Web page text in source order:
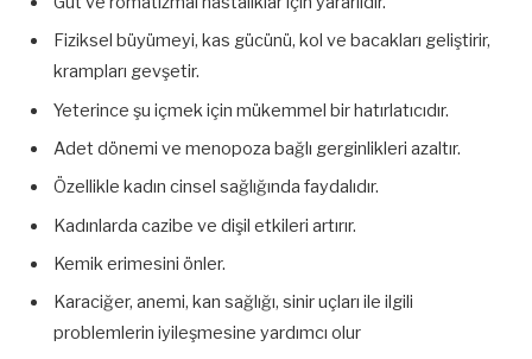
Fiziksel büyümeyi, kas gücünü, kol ve bacakları geliştirir,
krampları gevşetir.
Yeterince şu içmek için mükemmel bir hatırlatıcıdır.
Adet dönemi ve menopoza bağlı gerginlikleri azaltır.
Özellikle kadın cinsel sağlığında faydalıdır.
Kadınlarda cazibe ve dişil etkileri artırır.
Kemik erimesini önler.
Karaciğer, anemi, kan sağlığı, sinir uçları ile ilgili
problemlerin iyileşmesine yardımcı olur